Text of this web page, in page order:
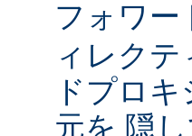
フォワー
ィレク
ドプロ
元を 隠